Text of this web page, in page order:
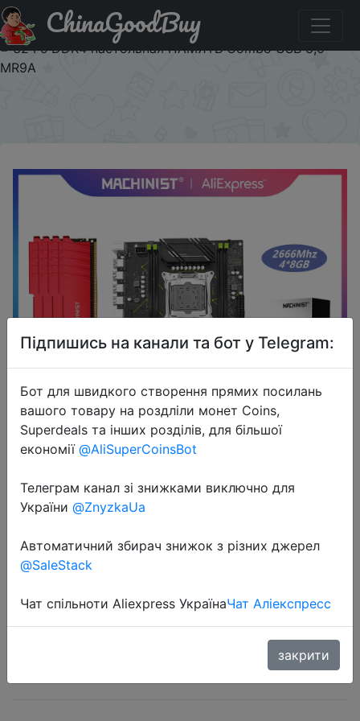
Акція на MACHINIST X99 Kit материнская плата LGA
2011-3 набор с процессором Xeon E5 2640 V3 CPU 4x8
= 32 Гб DDR4 настольная ПАМЯТЬ Combo USB 3,0
MR9A
ChinaGoodBuy
2022-04-13
MACHINIST X99 Kit материнская
плата LGA 2011-3 набор с
процессором Xeon E5 2640 V3
ПАМЯТЬ Combo USB 3,0 MR9A
Підпишись на канали та бот у Telegram:
Бот для швидкого створення прямих посилань
вашого товару на роздліли монет Coins,
Superdeals та інших розділів, для більшої
економії @AliSuperCoinsBot
Телеграм канал зі знижками виключно для
України @ZnyzkaUa
Автоматичний збирач знижок з різних джерел
@SaleStack
Чат спільноти Aliexpress УкраїнаЧат Аліекспресс
закрити